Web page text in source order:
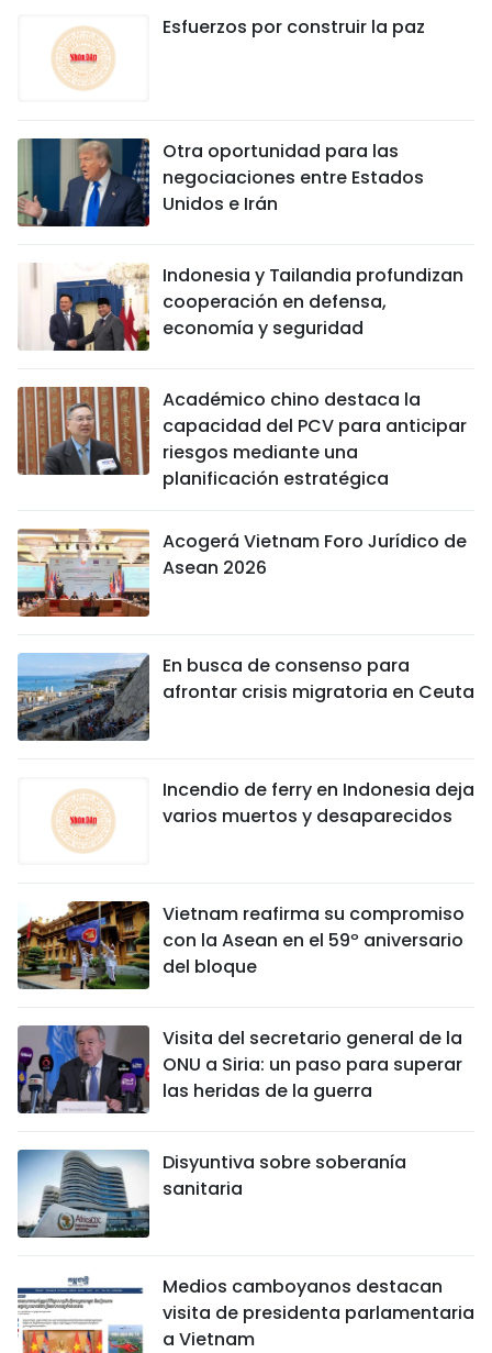
Esfuerzos por construir la paz
Otra oportunidad para las
negociaciones entre Estados
Unidos e Irán
Indonesia y Tailandia profundizan
cooperación en defensa,
economía y seguridad
Académico chino destaca la
capacidad del PCV para anticipar
riesgos mediante una
planificación estratégica
Acogerá Vietnam Foro Jurídico de
Asean 2026
En busca de consenso para
afrontar crisis migratoria en Ceuta
Incendio de ferry en Indonesia deja
varios muertos y desaparecidos
Vietnam reafirma su compromiso
con la Asean en el 59º aniversario
del bloque
Visita del secretario general de la
ONU a Siria: un paso para superar
las heridas de la guerra
Disyuntiva sobre soberanía
sanitaria
Medios camboyanos destacan
visita de presidenta parlamentaria
a Vietnam